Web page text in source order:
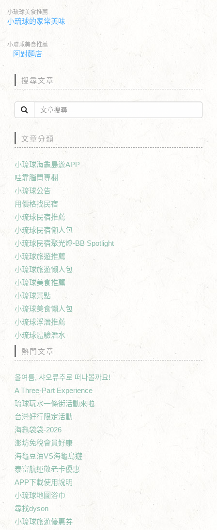
小琉球美食推薦
小琉球的家常美味
小琉球美食推薦
阿對麵店
搜尋文章
文章分類
小琉球海龜島遊APP
哇靠腦闆專欄
小琉球公告
用價格找民宿
小琉球民宿推薦
小琉球民宿懶人包
小琉球民宿聚光燈-BB Spotlight
小琉球旅遊推薦
小琉球旅遊懶人包
小琉球美食推薦
小琉球景點
小琉球美食懶人包
小琉球浮潛推薦
小琉球體驗潛水
熱門文章
올여름, 샤오류추로 떠나볼까요!
A Three-Part Experience
琉球玩水一條街活動來啦
台灣好行限定活動
海龜袋袋-2026
澎坊免稅會員好康
海龜豆油VS海龜島遊
泰富航運敬老卡優惠
APP下載使用說明
小琉球地圖浴巾
尋找dyson
小琉球旅遊優惠券